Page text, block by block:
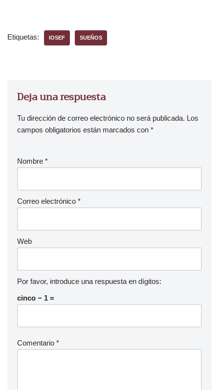
Etiquetas: IOSEF SUEÑOS
Deja una respuesta
Tu dirección de correo electrónico no será publicada. Los
campos obligatorios están marcados con *
Nombre *
Correo electrónico *
Web
Por favor, introduce una respuesta en dígitos:
cinco − 1 =
Comentario *